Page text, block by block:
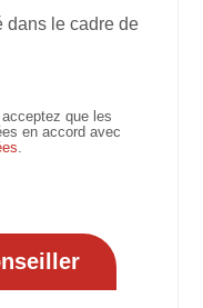
dans le cadre de
que les
en accord avec
.